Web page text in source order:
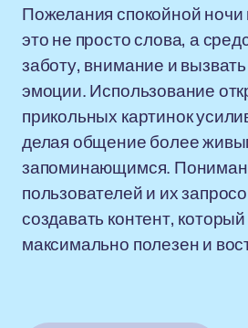
Пожелания спокойной ночи
это не просто слова, а
заботу, внимание и
эмоции. Использование
прикольных картинок
делая общение более
запоминающимся.
пользователей и их
создавать контент,
максимально полезен и